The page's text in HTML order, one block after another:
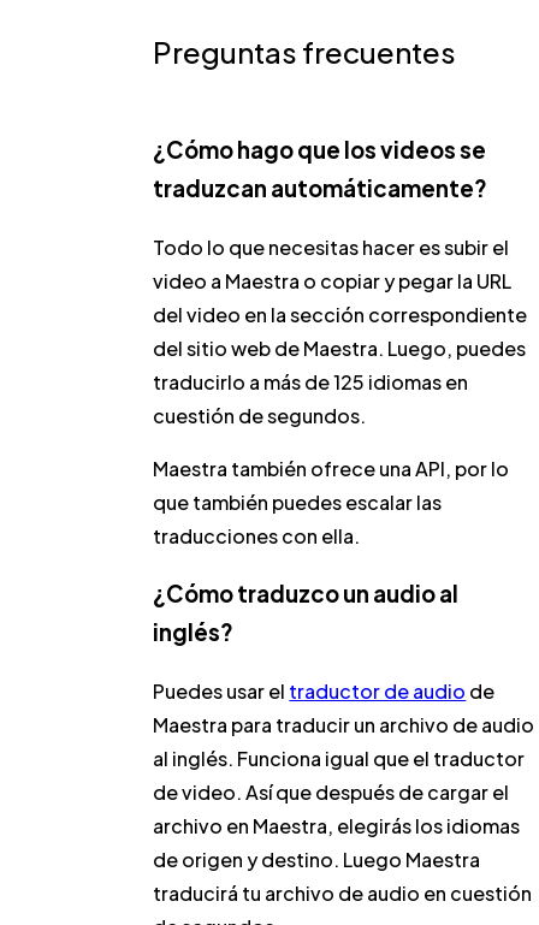
Preguntas frecuentes
¿Cómo hago que los videos se
traduzcan automáticamente?
Todo lo que necesitas hacer es subir el
video a Maestra o copiar y pegar la URL
del video en la sección correspondiente
del sitio web de Maestra. Luego, puedes
traducirlo a más de 125 idiomas en
cuestión de segundos.
Maestra también ofrece una API, por lo
que también puedes escalar las
traducciones con ella.
¿Cómo traduzco un audio al
inglés?
Puedes usar el traductor de audio de
Maestra para traducir un archivo de audio
al inglés. Funciona igual que el traductor
de video. Así que después de cargar el
archivo en Maestra, elegirás los idiomas
de origen y destino. Luego Maestra
traducirá tu archivo de audio en cuestión